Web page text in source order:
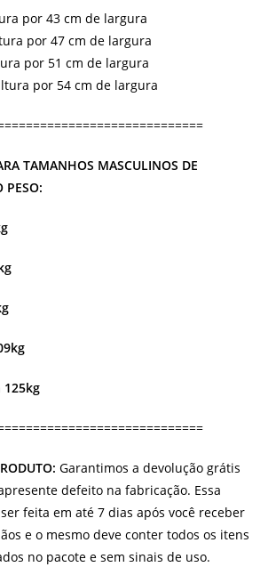
por 43 cm de largura
por 47 cm de largura
por 51 cm de largura
por 54 cm de largura
TAMANHOS MASCULINOS DE
PESO:
125kg
Garantimos a devolução grátis
defeito na fabricação. Essa
feita em até 7 dias após você receber
e o mesmo deve conter todos os itens
no pacote e sem sinais de uso.